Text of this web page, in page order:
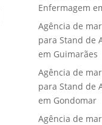
Enfermagem
Agência de
para Stand de
em Guimarães
Agência de
para Stand de
em Gondomar
Agência de